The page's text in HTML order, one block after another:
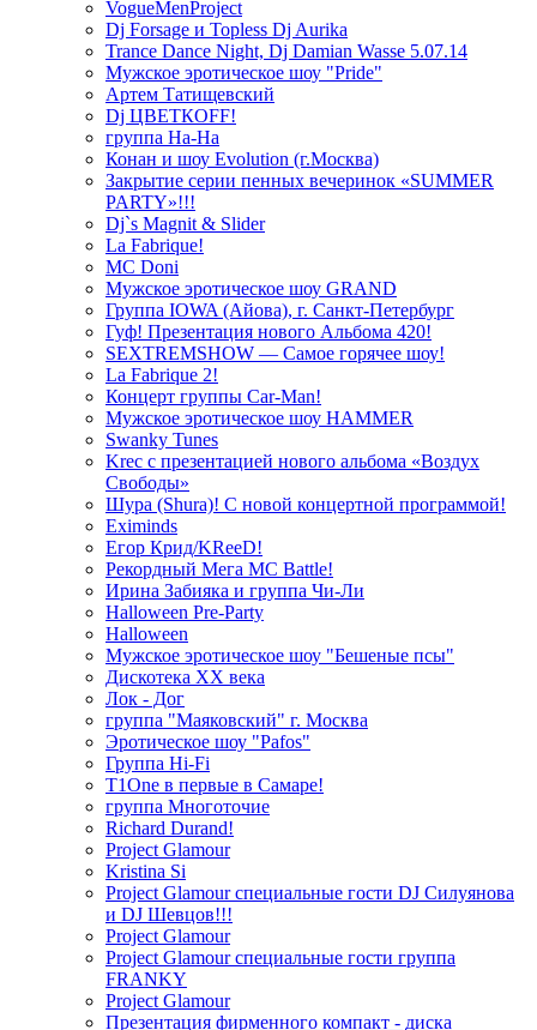
VogueMenProject
Dj Forsage и Topless Dj Aurika
Trance Dance Night, Dj Damian Wasse 5.07.14
Мужское эротическое шоу "Pride"
Артем Татищевский
Dj ЦВЕТКOFF!
группа На-На
Конан и шоу Evolution (г.Москва)
Закрытие серии пенных вечеринок «SUMMER
PARTY»!!!
Dj`s Magnit & Slider
La Fabrique!
MC Doni
Мужское эротическое шоу GRAND
Группа IOWA (Айова), г. Санкт-Петербург
Гуф! Презентация нового Альбома 420!
SEXTREMSHOW — Самое горячее шоу!
La Fabrique 2!
Концерт группы Car-Man!
Мужское эротическое шоу HAMMER
Swanky Tunes
Krec с презентацией нового альбома «Воздух
Свободы»
Шура (Shura)! С новой концертной программой!
Eximinds
Егор Крид/KReeD!
Рекордный Мега МС Battle!
Ирина Забияка и группа Чи-Ли
Halloween Pre-Party
Halloween
Мужское эротическое шоу "Бешеные псы"
Дискотека ХХ века
Лок - Дог
группа "Маяковский" г. Москва
Эротическое шоу "Pafos"
Группа Hi-Fi
T1One в первые в Самаре!
группа Многоточие
Richard Durand!
Project Glamour
Kristina Si
Project Glamour специальные гости DJ Силуянова
и DJ Шевцов!!!
Project Glamour
Project Glamour специальные гости группа
FRANKY
Project Glamour
Презентация фирменного компакт - диска